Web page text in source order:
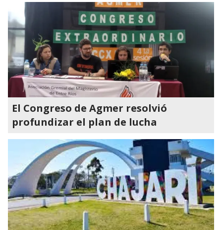
El Congreso de Agmer resolvió
profundizar el plan de lucha